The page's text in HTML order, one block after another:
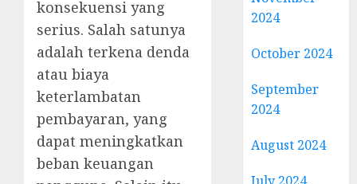
konsekuensi yang
serius. Salah satunya
adalah terkena denda
atau biaya
keterlambatan
pembayaran, yang
dapat meningkatkan
beban keuangan
2024
October 2024
September
2024
August 2024